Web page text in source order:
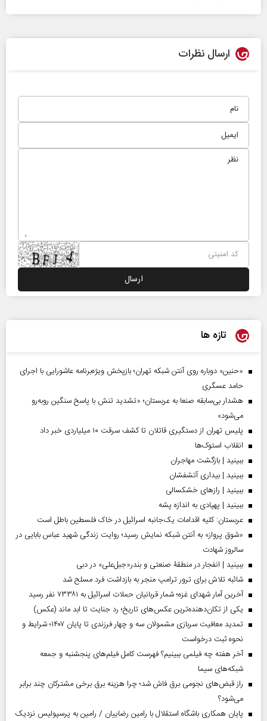
ارسال نظرات
تازه ها
«حنین» دوباره روی آنتن شبکه تهران؛ بازپخش ویژه‌برنامه عاشورایی با اجرای
حامد عسگری
هشدار بی‌سابقه صنعا به عربستان؛ «تشدید تنش با پاسخ سنگین روبه‌رو
می‌شود»
پلیس تهران از دستگیری قاتلان تا کشف سرقت ۱۰ میلیاردی خبر داد
انقلاب استوک‌ها
ببینید | بازگشت مهاجران
ببینید | بیداری آتشفشان
ببینید | رازهای خشکسالی
ببینید | پهپادی به اندازه پشه
عربستان: کلیه اقدامات یک‌جانبه اسرائیل در خاک فلسطین باطل است
«شوق پرواز» به آنتن شبکه نمایش رسید؛ روایت زندگی شهید عباس بابایی در
سالروز شهادت
ببینید | انفجار در منطقۀ صنعتی و بندر«جبل‌علی» در دبی
شائبه تلاش برای ترور ترامپ منجر به بازداشت فرد مسلح شد
آخرین آمار شهدای غزه؛ شمار قربانیان حملات اسرائیل به ۷۳۳۸۱ نفر رسید
یکی از تکان‌دهنده‌ترین عکس‌های تاریخ؛ رد جنایت تا ابد ماند (عکس)
تمدید معافیت سربازی مشمولان سه و چهار فرزندی تا پایان ۱۴۰۷؛ شرایط و
نحوه ثبت درخواست
آخر هفته چه فیلمی ببینیم؟ فهرست کامل فیلم‌های پنجشنبه و جمعه
شبکه‌های سیما
راز قبض‌های نجومی برق فاش شد؛ چرا هزینه برق برخی مشترکان چند برابر
می‌شود؟
پایان همکاری باشگاه استقلال با رامین رضاییان / رامین به پرسپولیس نزدیک